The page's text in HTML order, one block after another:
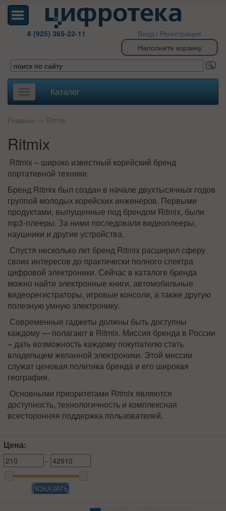
8 (925) 365-22-11 Вход / Регистрация
Наполните корзину
Toggle
navigation
Каталог
Главная → Ritmix
Ritmix
Ritmix – широко известный корейский бренд
портативной техники.
Бренд Ritmix был создан в начале двухтысячных годов
группой молодых корейских инженеров. Первыми
продуктами, выпущенные под брендом Ritmix, были
mp3-плееры. За ними последовали видеоплееры,
наушники и другие устройства.
Спустя несколько лет бренд Ritmix расширил сферу
своих интересов до практически полного спектра
цифровой электроники. Сейчас в каталоге бренда
можно найти электронные книги, автомобильные
видеорегистраторы, игровые консоли, а также другую
полезную умную электронику.
Современные гаджеты должны быть доступны
каждому — полагают в Ritmix. Миссия бренда в России
– дать возможность каждому покупателю стать
владельцем желанной электроники. Этой миссии
служат ценовая политика бренда и его широкая
география.
Основными приоритетами Ritmix являются
доступность, технологичность и комплексная
всесторонняя поддержка пользователей.
Цена:
-
ПОКАЗАТЬ